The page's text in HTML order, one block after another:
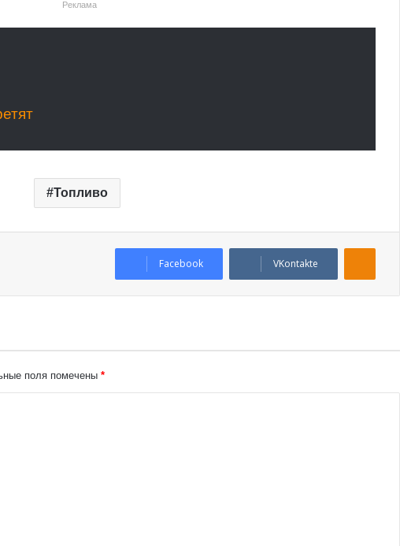
Реклама
Топливо
Facebook VKontakte
поля помечены *